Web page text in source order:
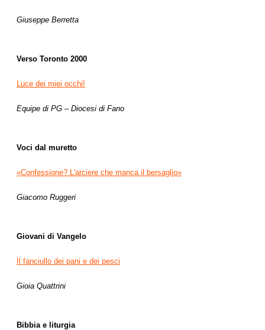
Giuseppe Berretta
Verso Toronto 2000
Luce dei miei occhi!
Equipe di PG – Diocesi di Fano
Voci dal muretto
«Confessione? L'arciere che manca il bersaglio»
Giacomo Ruggeri
Giovani di Vangelo
Il fanciullo dei pani e dei pesci
Gioia Quattrini
Bibbia e liturgia